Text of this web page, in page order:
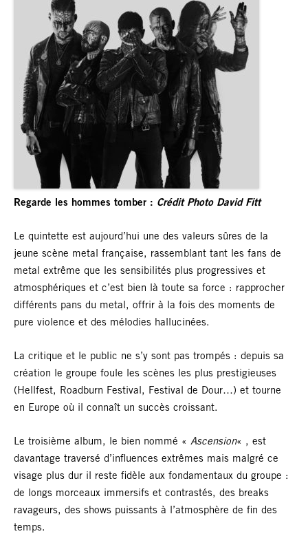
Regarde les hommes tomber : Crédit Photo David Fitt
Le quintette est aujourd’hui une des valeurs sûres de la
jeune scène metal française, rassemblant tant les fans de
metal extrême que les sensibilités plus progressives et
atmosphériques et c’est bien là toute sa force : rapprocher
différents pans du metal, offrir à la fois des moments de
pure violence et des mélodies hallucinées.
La critique et le public ne s’y sont pas trompés : depuis sa
création le groupe foule les scènes les plus prestigieuses
(Hellfest, Roadburn Festival, Festival de Dour…) et tourne
en Europe où il connaît un succès croissant.
Le troisième album, le bien nommé « Ascension« , est
davantage traversé d’influences extrêmes mais malgré ce
visage plus dur il reste fidèle aux fondamentaux du groupe :
de longs morceaux immersifs et contrastés, des breaks
ravageurs, des shows puissants à l’atmosphère de fin des
temps.